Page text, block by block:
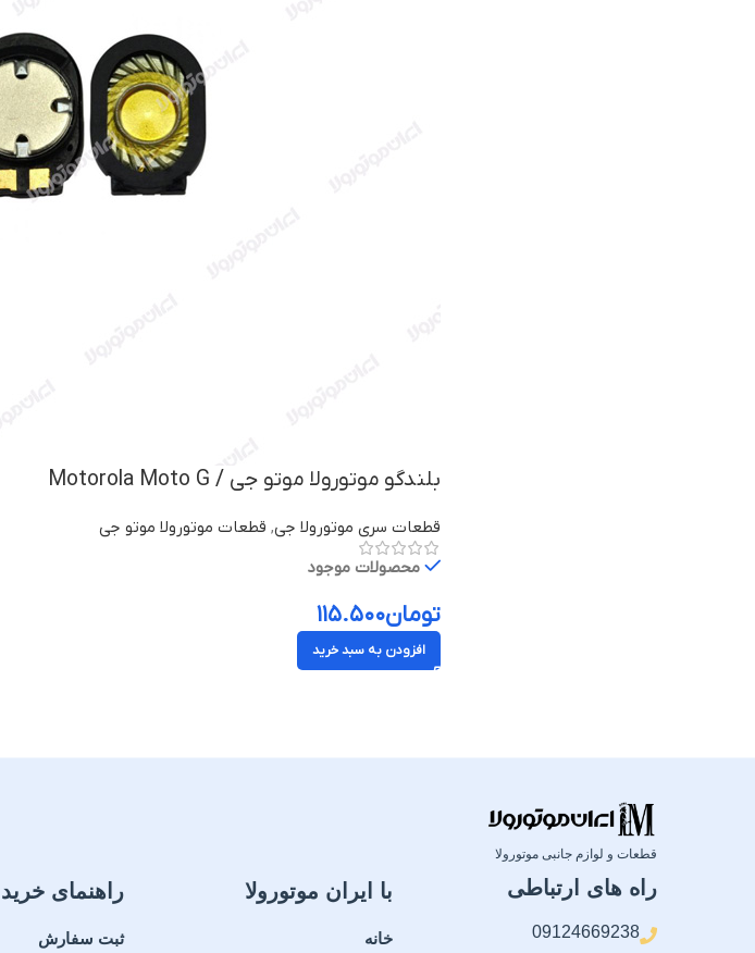
بلندگو موتورولا موتو جی / Motorola Moto G
قطعات سری موتورولا جی, قطعات موتورولا موتو جی
محصولات موجود
تومان۱۱۵.۵۰۰
افزودن به سبد خرید
قطعات و لوازم جانبی موتورولا
راه های ارتباطی
09124669238
با ایران موتورولا
خانه
راهنمای خرید
ثبت سفارش